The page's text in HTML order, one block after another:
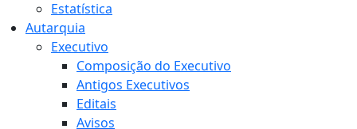
Estatística
Autarquia
Executivo
Composição do Executivo
Antigos Executivos
Editais
Avisos